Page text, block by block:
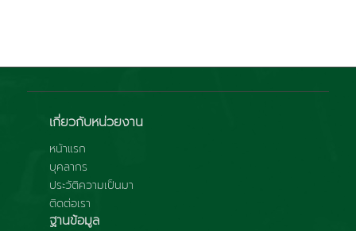
เกี่ยวกับหน่วยงาน
หน้าแรก
บุคลากร
ประวัติความเป็นมา
ติดต่อเรา
ฐานข้อมูล